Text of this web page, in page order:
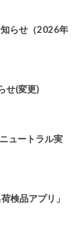
らせ（2026年
せ(変更)
ュートラル実
検品アプリ」